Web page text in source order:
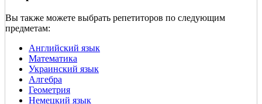
Вы также можете выбрать репетиторов по следующим
предметам:
Английский язык
Математика
Украинский язык
Алгебра
Геометрия
Немецкий язык